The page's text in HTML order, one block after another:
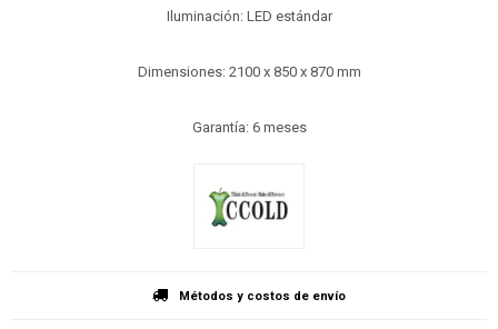
Iluminación: LED estándar
Dimensiones: 2100 x 850 x 870 mm
Garantía: 6 meses
Métodos y costos de envío